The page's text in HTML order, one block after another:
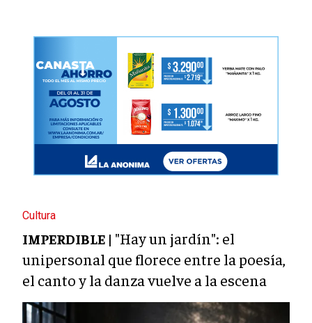
Cultura
IMPERDIBLE | "Hay un jardín": el
unipersonal que florece entre la poesía,
el canto y la danza vuelve a la escena